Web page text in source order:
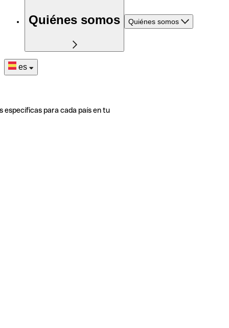
Quiénes somos Quiénes somos
es
específicas para cada país en tu